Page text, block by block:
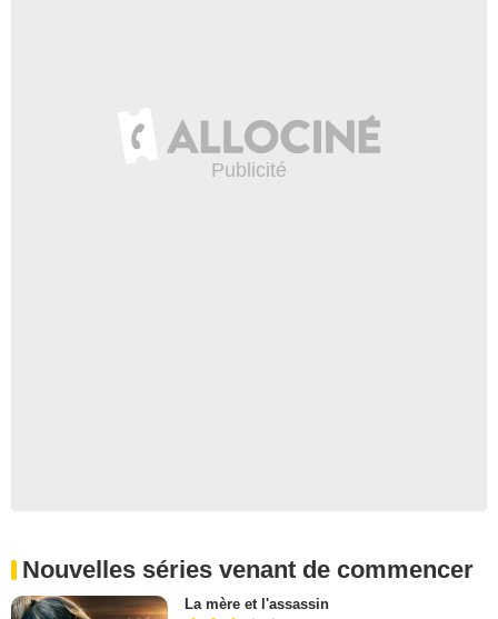
Nouvelles séries venant de commencer
La mère et l'assassin